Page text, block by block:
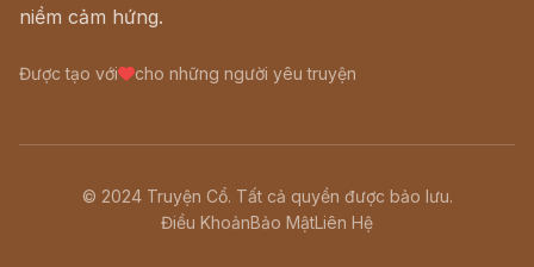
niềm cảm hứng.
Được tạo với cho những người yêu truyện
© 2024 Truyện Cổ. Tất cả quyền được bảo lưu.
Điều KhoảnBảo MậtLiên Hệ